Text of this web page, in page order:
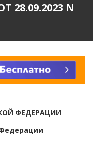
28.09.2023 N
ФЕДЕРАЦИИ